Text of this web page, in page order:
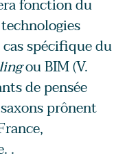
fonction du
spécifique du
ou BIM (V.
de pensée
prônent
.